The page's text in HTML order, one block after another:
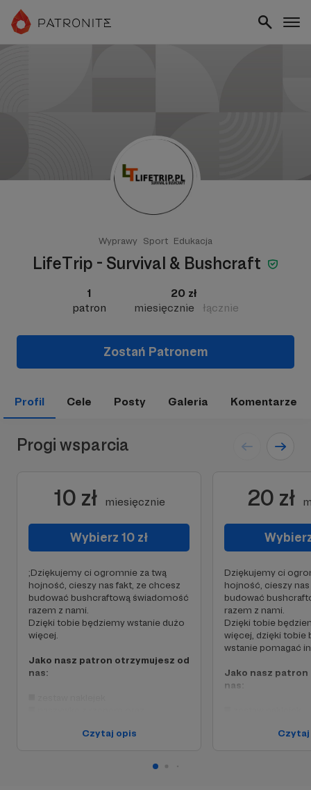
Wyprawy Sport Edukacja
LifeTrip - Survival & Bushcraft
1
patron
20 zł
miesięcznie
łącznie
Zostań Patronem
Profil Cele Posty Galeria Komentarze
Progi wsparcia
10 zł miesięcznie
Wybierz 10 zł
;Dziękujemy ci ogromnie za twą
hojność, cieszy nas fakt, ze chcesz
budować bushcraftową świadomość
razem z nami.
Dzięki tobie będziemy wstanie dużo
więcej.
Jako nasz patron otrzymujesz od
nas:
konwent bushcraftowy LifeTrip.pl
Czytaj opis
20 zł
Dziękujemy ci
hojność, cieszy
budować
razem z nami.
Dzięki tobie
więcej, dzięki tobie
wstanie pomagać
Jako nasz
nas:
◼️ zaproszenie na